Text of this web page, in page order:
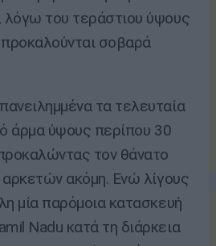
του τεράστιου ύψους
σοβαρά
τα τελευταία
άρμα ύψους περίπου 30
τον θάνατο
αρκετών ακόμη. Ενώ λίγους
μία παρόμοια κατασκευή
Nadu κατά τη διάρκεια